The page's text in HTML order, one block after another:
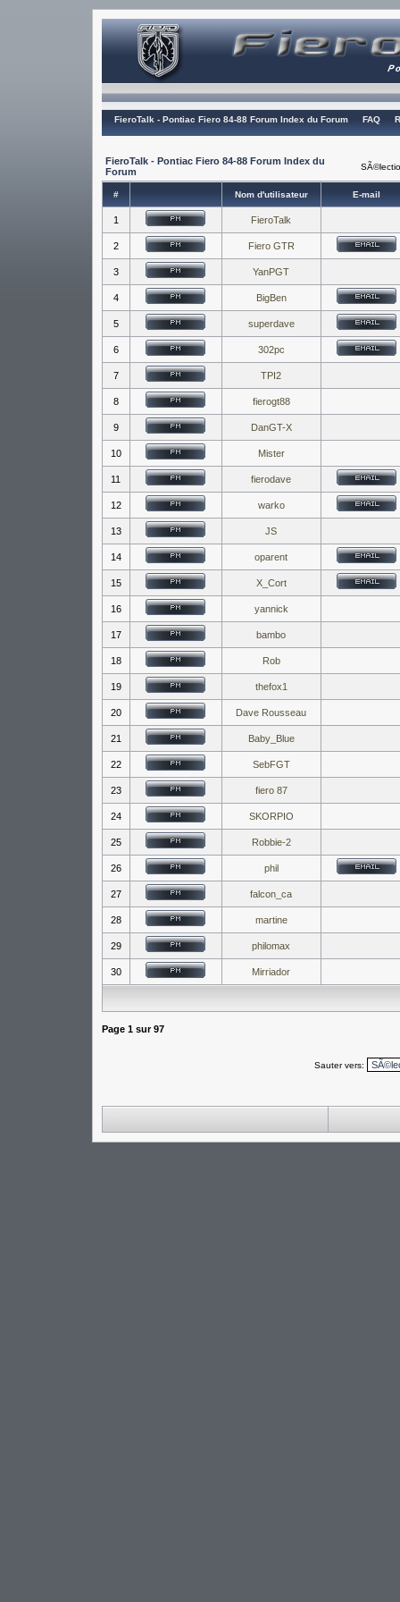
FieroTalk - Pontiac Fiero 84-88 Forum Index du Forum FAQ
FieroTalk - Pontiac Fiero 84-88 Forum Index du
Forum
# Nom d'utilisateur E-mail
1 FieroTalk
2 Fiero GTR
3 YanPGT
4 BigBen
5 superdave
6 302pc
7 TPI2
8 fierogt88
9 DanGT-X
10 Mister
11 fierodave
12 warko
13 JS
14 oparent
15 X_Cort
16 yannick
17 bambo
18 Rob
19 thefox1
20 Dave Rousseau
21 Baby_Blue
22 SebFGT
23 fiero 87
24 SKORPIO
25 Robbie-2
26 phil
27 falcon_ca
28 martine
29 philomax
30 Mirriador
Page 1sur97
Sauter vers: